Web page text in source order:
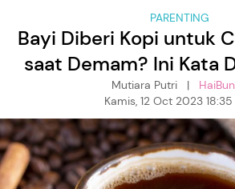
PARENTING
Bayi Diberi Kopi untuk
saat Demam? Ini Kata
Mutiara Putri |
Kamis, 12 Oct 2023 18:35